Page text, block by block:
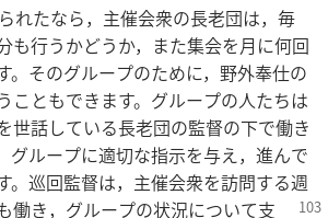
れたなら，主催会衆の長老団は，毎
も行うかどうか，また集会を月に何回
。そのグループのために，野外奉仕の
こともできます。グループの人たちは
世話している長老団の監督の下で働き
グループに適切な指示を与え，進んで
。巡回監督は，主催会衆を訪問する週
働き，グループの状況について支